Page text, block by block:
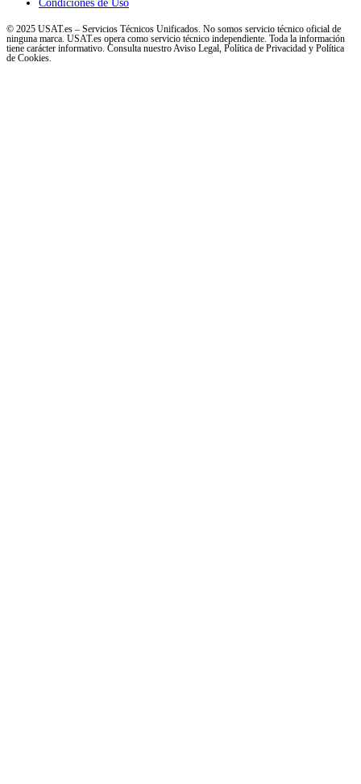
Condiciones de Uso
© 2025 USAT.es – Servicios Técnicos Unificados. No somos servicio técnico oficial de
ninguna marca. USAT.es opera como servicio técnico independiente. Toda la información
tiene carácter informativo. Consulta nuestro Aviso Legal, Política de Privacidad y Política
de Cookies.